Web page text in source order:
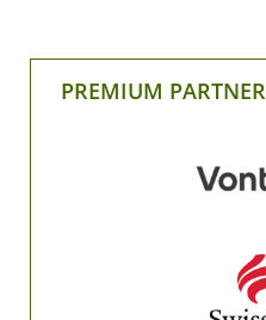
PREMIUM PARTNER